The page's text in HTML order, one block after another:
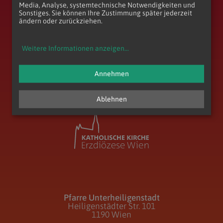
zum Anfang der Seite
Pfarre Unterheiligenstadt
Heiligenstädter Str. 101
1190 Wien
Media, Analyse, systemtechnische Notwendigkeiten und
Sonstiges. Sie können Ihre Zustimmung später jederzeit
ändern oder zurückziehen.
Weitere Informationen anzeigen...
Ablehnen
Annehmen